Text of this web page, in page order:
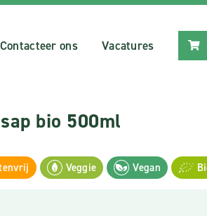
Contacteer ons Vacatures
bio 500ml
Veggie Vegan